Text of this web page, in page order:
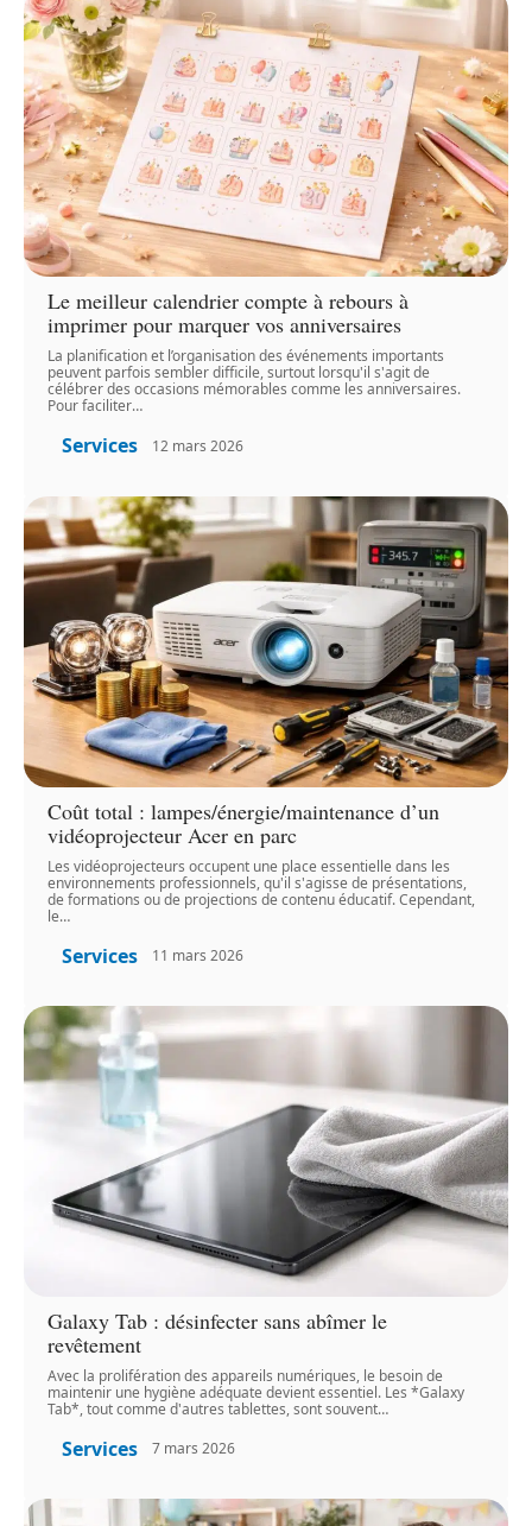
Le meilleur calendrier compte à rebours à
imprimer pour marquer vos anniversaires
La planification et l’organisation des événements importants
peuvent parfois sembler difficile, surtout lorsqu'il s'agit de
célébrer des occasions mémorables comme les anniversaires.
Pour faciliter…
Services 12 mars 2026
Coût total : lampes/énergie/maintenance d’un
vidéoprojecteur Acer en parc
Les vidéoprojecteurs occupent une place essentielle dans les
environnements professionnels, qu'il s'agisse de présentations,
de formations ou de projections de contenu éducatif. Cependant,
le…
Services 11 mars 2026
Galaxy Tab : désinfecter sans abîmer le
revêtement
Avec la prolifération des appareils numériques, le besoin de
maintenir une hygiène adéquate devient essentiel. Les *Galaxy
Tab*, tout comme d'autres tablettes, sont souvent…
Services 7 mars 2026